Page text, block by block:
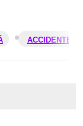
ACCIDENTES